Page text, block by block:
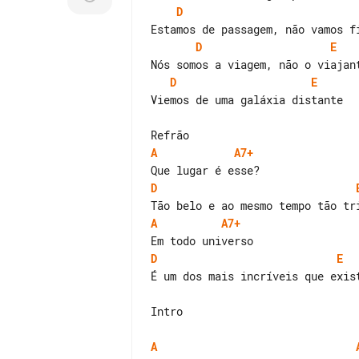
D
D
E
D
E
Viemos de uma galáxia distante
A
A7+
D
A
A7+
D
E
É um dos mais incríveis que
Intro
A